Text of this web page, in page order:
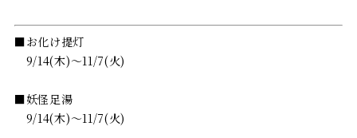
■お化け提灯
9/14(木)～11/7(火)
■妖怪足湯
9/14(木)～11/7(火)